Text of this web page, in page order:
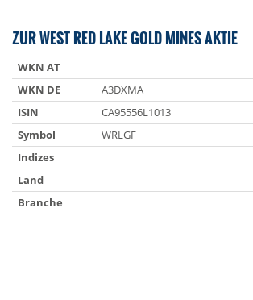
ZUR WEST RED LAKE GOLD MINES AKTIE
WKN AT
WKN DE
A3DXMA
ISIN
CA95556L1013
Symbol
WRLGF
Indizes
Land
Branche